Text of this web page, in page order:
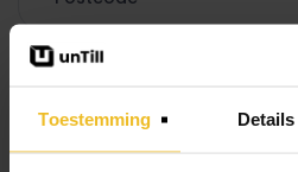
Toestemming Details